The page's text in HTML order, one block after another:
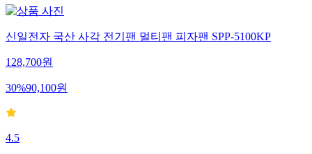
신일전자 국산 사각 전기팬 멀티팬 피자팬 SPP-5100KP
128,700원
30%90,100원
4.5